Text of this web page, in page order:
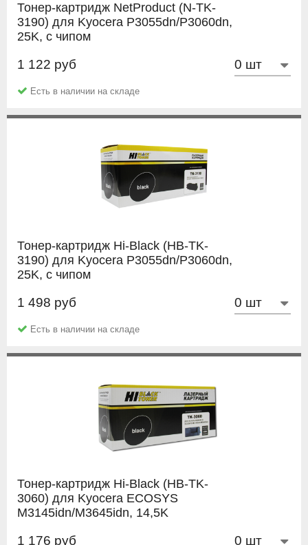
Тонер-картридж NetProduct (N-TK-
3190) для Kyocera P3055dn/P3060dn,
25K, с чипом
NetProduct
1 122 руб
Есть в наличии на складе
Тонер-картридж Hi-Black (HB-TK-
3190) для Kyocera P3055dn/P3060dn,
25K, с чипом
Hi-Black
1 498 руб
Есть в наличии на складе
Тонер-картридж Hi-Black (HB-TK-
3060) для Kyocera ECOSYS
M3145idn/M3645idn, 14,5K
Hi-Black
1 176 руб